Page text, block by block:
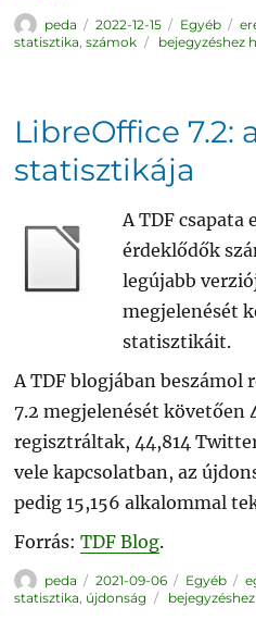
Szerző
peda Közzétéve
2022-12-15 Kategória
Egyéb
statisztika,számok
Statisztikai
áttekintés
bejegyzéshez
LibreOffice 7.2:
statisztikája
A TDF
érdeklődők
legújabb
megjelenését
statisztikáit.
A TDF blogjában beszámol
7.2 megjelenését követően
regisztráltak, 44,814
vele kapcsolatban, az
pedig 15,156 alkalommal
Forrás:TDF Blog.
Szerző
peda Közzétéve
2021-09-06 Kategória
Egyéb
statisztika, újdonság
LibreOffice
7.2: